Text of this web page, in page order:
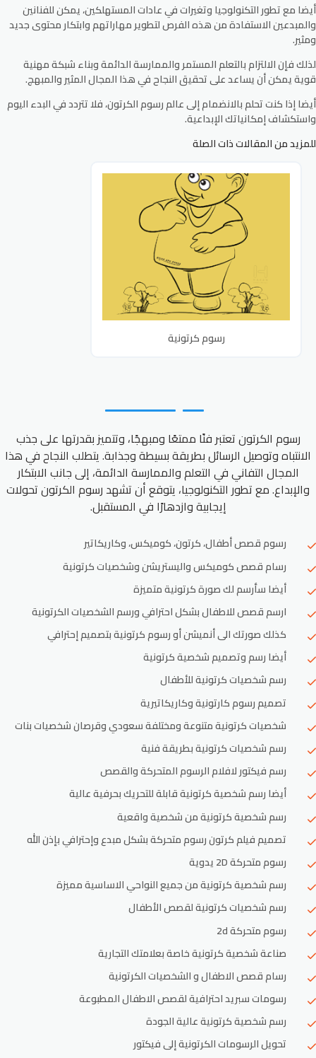
أيضا مع تطور التكنولوجيا وتغيرات في عادات المستهلكين، يمكن للفنانين
والمبدعين الاستفادة من هذه الفرص لتطوير مهاراتهم وابتكار محتوى جديد
ومثير.
لذلك فإن الالتزام بالتعلم المستمر والممارسة الدائمة وبناء شبكة مهنية
قوية يمكن أن يساعد على تحقيق النجاح في هذا المجال المثير والمبهج.
أيضا إذا كنت تحلم بالانضمام إلى عالم رسوم الكرتون، فلا تتردد في البدء اليوم
واستكشاف إمكانياتك الإبداعية.
للمزيد من المقالات ذات الصلة
رسوم كرتونية
رسوم الكرتون تعتبر فنًا ممتعًا ومبهجًا، وتتميز بقدرتها على جذب
الانتباه وتوصيل الرسائل بطريقة بسيطة وجذابة. يتطلب النجاح في هذا
المجال التفاني في التعلم والممارسة الدائمة، إلى جانب الابتكار
والإبداع. مع تطور التكنولوجيا، يتوقع أن تشهد رسوم الكرتون تحولات
إيجابية وازدهارًا في المستقبل.
رسوم قصص أطفال، كرتون، كوميكس، وكاريكاتير
رسام قصص كوميكس واليستريشن وشخصيات كرتونية
أيضا سأرسم لك صورة كرتونية متميزة
ارسم قصص للاطفال بشكل احترافي ورسم الشخصيات الكرتونية
كذلك صورتك الى أنميشن أو رسوم كرتونية بتصميم إحترافي
أيضا رسم وتصميم شخصية كرتونية
رسم شخصيات كرتونية للأطفال
تصميم رسوم كارتونية وكاريكاتيرية
شخصيات كرتونية متنوعة ومختلفة سعودي وقرصان شخصيات بنات
رسم شخصيات كرتونية بطريقة فنية
رسم فيكتور لافلام الرسوم المتحركة والقصص
أيضا رسم شخصية كرتونية قابلة للتحريك بحرفية عالية
رسم شخصية كرتونية من شخصية واقعية
تصميم فيلم كرتون رسوم متحركة بشكل مبدع وإحترافي بإذن الله
رسوم متحركة 2D يدوية
رسم شخصية كرتونية من جميع النواحي الاساسية مميزة
رسم شخصيات كرتونية لقصص الأطفال
رسوم متحركة 2d
صناعة شخصية كرتونية خاصة بعلامتك التجارية
رسام قصص الاطفال و الشخصيات الكرتونية
رسومات سبريد احترافية لقصص الاطفال المطبوعة
رسم شخصية كرتونية عالية الجودة
تحويل الرسومات الكرتونية إلى فيكتور